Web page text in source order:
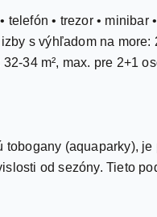
• trezor •
s výhľadom na
34 m², max. pre 2+1
(aquaparky),
od sezóny. Tieto